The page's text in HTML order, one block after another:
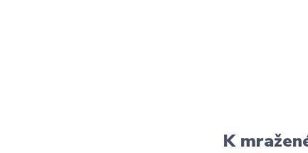
K